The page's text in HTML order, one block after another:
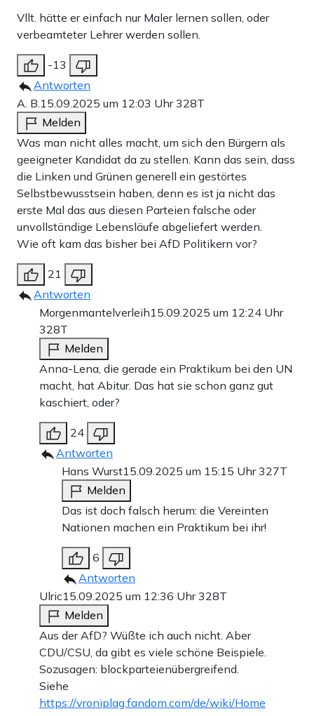
Vllt. hätte er einfach nur Maler lernen sollen, oder
verbeamteter Lehrer werden sollen.
-13
Antworten
A. B.15.09.2025 um 12:03 Uhr328T
Melden
Was man nicht alles macht, um sich den Bürgern als
geeigneter Kandidat da zu stellen. Kann das sein, dass
die Linken und Grünen generell ein gestörtes
Selbstbewusstsein haben, denn es ist ja nicht das
erste Mal das aus diesen Parteien falsche oder
unvollständige Lebensläufe abgeliefert werden.
Wie oft kam das bisher bei AfD Politikern vor?
21
Antworten
Morgenmantelverleih15.09.2025 um 12:24 Uhr
328T
Melden
Anna-Lena, die gerade ein Praktikum bei den UN
macht, hat Abitur. Das hat sie schon ganz gut
kaschiert, oder?
24
Antworten
Hans Wurst15.09.2025 um 15:15 Uhr327T
Melden
Das ist doch falsch herum: die Vereinten
Nationen machen ein Praktikum bei ihr!
6
Antworten
Ulric15.09.2025 um 12:36 Uhr328T
Melden
Aus der AfD? Wüßte ich auch nicht. Aber
CDU/CSU, da gibt es viele schöne Beispiele.
Sozusagen: blockparteienübergreifend.
Siehe
https://vroniplag.fandom.com/de/wiki/Home